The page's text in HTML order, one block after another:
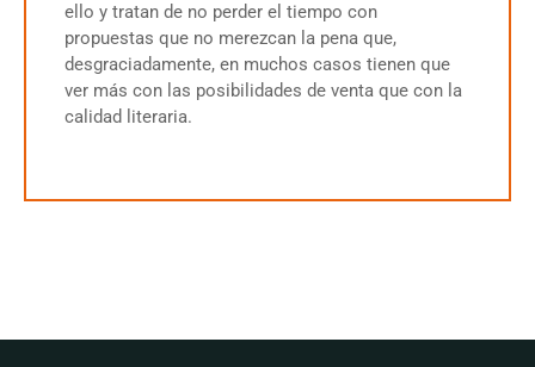
ello y tratan de no perder el tiempo con
propuestas que no merezcan la pena que,
desgraciadamente, en muchos casos tienen que
ver más con las posibilidades de venta que con la
calidad literaria.